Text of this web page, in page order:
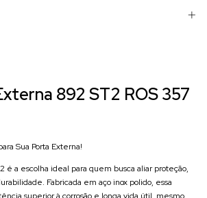
892 ST2 ROS 357
Sua Porta Externa!
é a escolha ideal para quem busca aliar proteção,
Fabricada em aço inox polido, essa
superior à corrosão e longa vida útil, mesmo